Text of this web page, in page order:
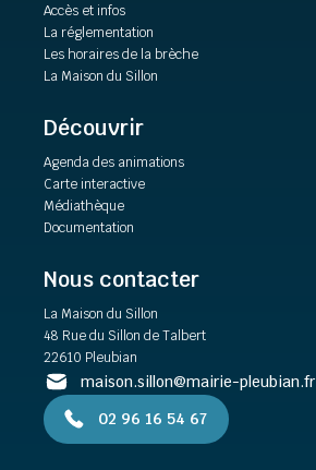
Accès et infos
La réglementation
Les horaires de la brèche
La Maison du Sillon
Découvrir
Agenda des animations
Carte interactive
Médiathèque
Documentation
Nous contacter
La Maison du Sillon
48 Rue du Sillon de Talbert
22610 Pleubian
maison.sillon@mairie-pleubian.fr
02 96 16 54 67